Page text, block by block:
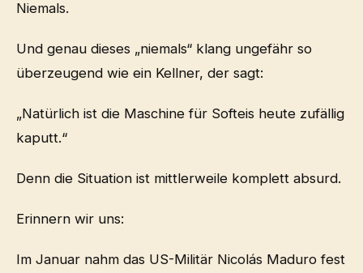
Niemals.
Und genau dieses „niemals“ klang ungefähr so
überzeugend wie ein Kellner, der sagt:
„Natürlich ist die Maschine für Softeis heute zufällig
kaputt.“
Denn die Situation ist mittlerweile komplett absurd.
Erinnern wir uns:
Im Januar nahm das US-Militär Nicolás Maduro fest